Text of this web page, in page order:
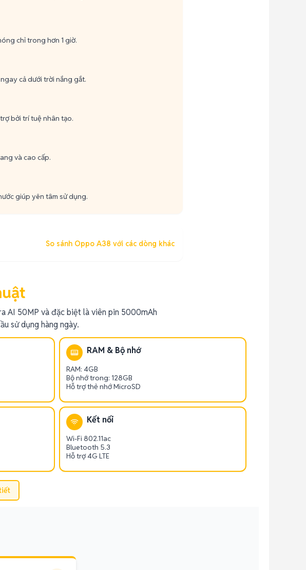
chỉ trong hơn 1 giờ.
cả dưới trời nắng gắt.
bởi trí tuệ nhân tạo.
và cao cấp.
giúp yên tâm sử dụng.
So sánh Oppo A38 với các dòng khác
AI 50MP và đặc biệt là viên pin 5000mAh
sử dụng hàng ngày.
RAM & Bộ nhớ
RAM: 4GB
Bộ nhớ trong: 128GB
Hỗ trợ thẻ nhớ MicroSD
Kết nối
Wi-Fi 802.11ac
Bluetooth 5.3
Hỗ trợ 4G LTE